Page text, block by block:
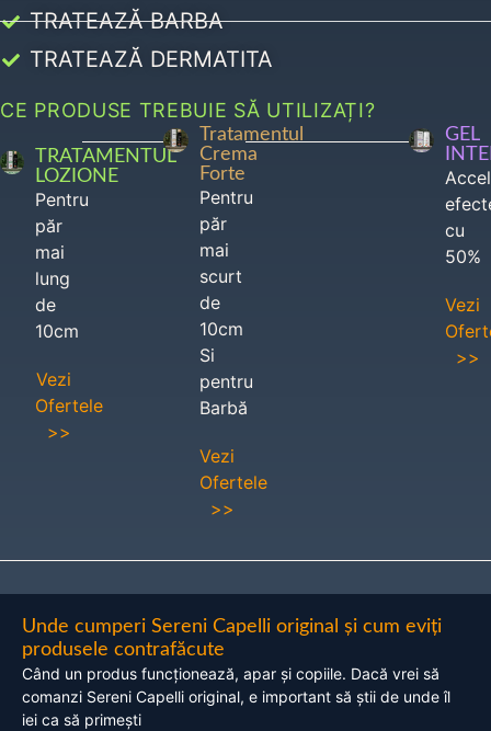
TRATEAZĂ BARBA
TRATEAZĂ DERMATITA
CE PRODUSE TREBUIE SĂ UTILIZAȚI?
TRATAMENTUL
LOZIONE
Pentru
păr
mai
lung
de
10cm
Vezi
Ofertele
>>
Tratamentul
Crema
Forte
Pentru
păr
mai
scurt
de
10cm
Si
pentru
Barbă
Vezi
Ofertele
>>
GEL
cu
50%
Vezi
>>
Unde cumperi Sereni Capelli original și cum eviți
produsele contrafăcute
Când un produs funcționează, apar și copiile. Dacă vrei să
comanzi Sereni Capelli original, e important să știi de unde îl
iei ca să primești